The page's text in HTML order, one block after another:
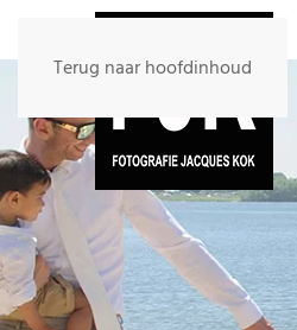
Terug naar hoofdinhoud